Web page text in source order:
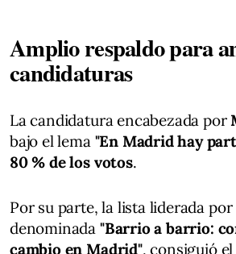
Amplio respaldo para
candidaturas
La candidatura encabezada por
bajo el lema "En Madrid hay
80 % de los votos.
Por su parte, la lista liderada por
denominada "Barrio a barrio:
cambio en Madrid", consiguió el